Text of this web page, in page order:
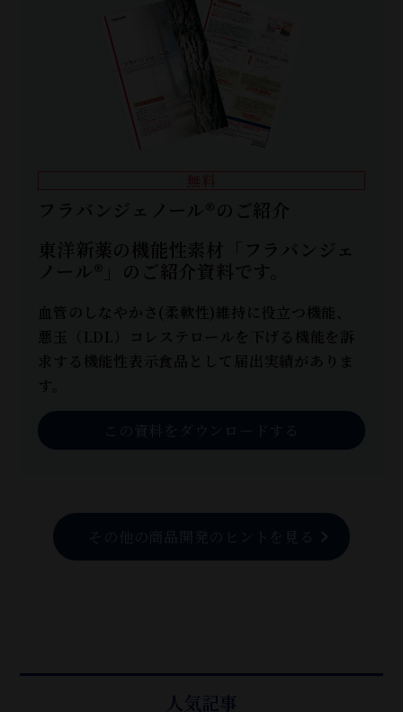
フラバンジェノール®のご紹介
東洋新薬の機能性素材「フラバンジェ
ノール®」のご紹介資料です。
血管のしなやかさ(柔軟性)維持に役立つ機能、
悪玉（LDL）コレステロールを下げる機能を訴
求する機能性表示食品として届出実績がありま
す。
この資料をダウンロードする
その他の商品開発のヒントを見る
人気記事